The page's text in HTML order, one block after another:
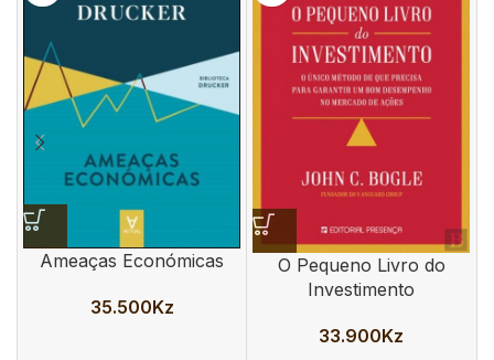
Ameaças Económicas
35.500Kz
O Pequeno Livro do
Investimento
33.900Kz